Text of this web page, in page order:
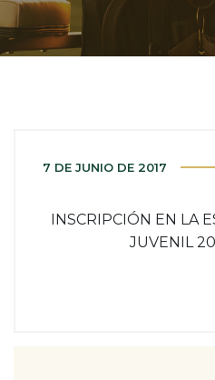
7 DE JUNIO DE 2017
INSCRIPCIÓN EN LA
JUVENIL